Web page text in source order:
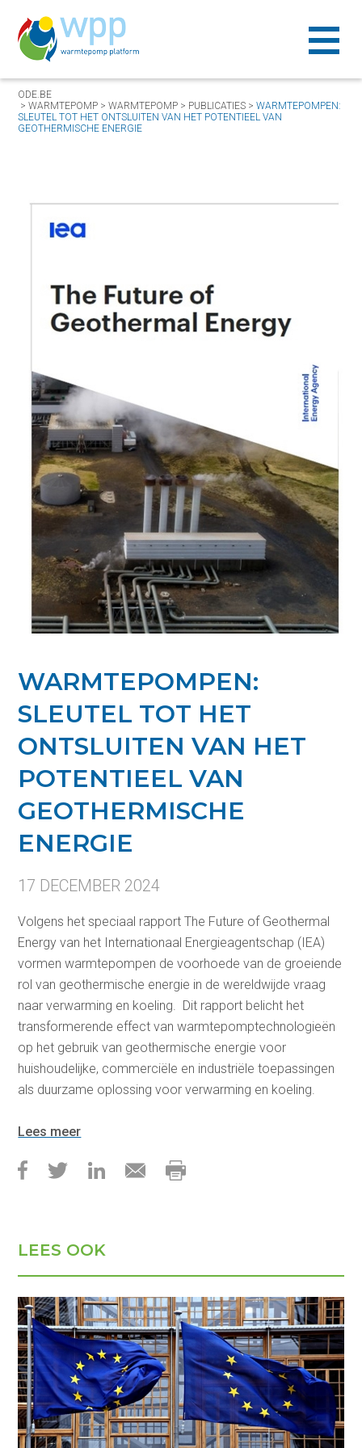
ODE.BE
>WARMTEPOMP >WARMTEPOMP > PUBLICATIES >WARMTEPOMPEN:
SLEUTEL TOT HET ONTSLUITEN VAN HET POTENTIEEL VAN
GEOTHERMISCHE ENERGIE
WARMTEPOMPEN:
SLEUTEL TOT HET
ONTSLUITEN VAN HET
POTENTIEEL VAN
GEOTHERMISCHE
ENERGIE
17 DECEMBER 2024
Volgens het speciaal rapport The Future of Geothermal
Energy van het Internationaal Energieagentschap (IEA)
vormen warmtepompen de voorhoede van de groeiende
rol van geothermische energie in de wereldwijde vraag
naar verwarming en koeling. Dit rapport belicht het
transformerende effect van warmtepomptechnologieën
op het gebruik van geothermische energie voor
huishoudelijke, commerciële en industriële toepassingen
als duurzame oplossing voor verwarming en koeling.
Lees meer
LEES OOK